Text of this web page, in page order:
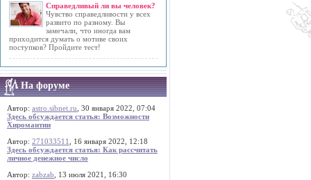
Справедливый ли вы человек?
Чувство справедливости у всех
развито по разному. Вы
замечали, что иногда вам
приходится думать о мотиве своих
поступков? Пройдите тест!
На форуме
Автор: astro.sibnet.ru , 30 января 2022, 07:04
Здесь обсуждается статья: Возможности
Хиромантии
Автор: 271033511
, 16 января 2022, 12:18
Здесь обсуждается статья: Как рассчитать
личное денежное число
Автор: zabzab , 13 июля 2021, 16:30